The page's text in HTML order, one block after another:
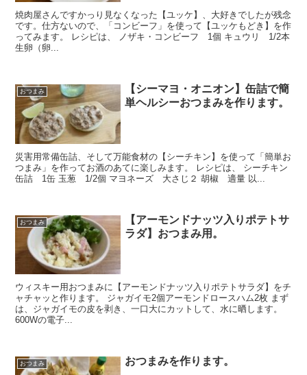
焼肉屋さんですかっり見なくなった【ユッケ】、大好きでしたが残念
です。仕方ないので、「コンビーフ」を使って【ユッケもどき】を作
ってみます。 レシピは、 ノザキ・コンビーフ 1個 キュウリ 1/2本
生卵（卵...
おつまみ
【シーマヨ・オニオン】缶詰で簡
単ヘルシーおつまみを作ります。
災害用常備缶詰、そして万能食材の【シーチキン】を使って「簡単お
つまみ」を作ってお酒のあてに楽しみます。 レシピは、 シーチキン
缶詰 1缶 玉葱 1/2個 マヨネーズ 大さじ２ 胡椒 適量 以...
おつまみ
【アーモンドナッツ入りポテトサ
ラダ】おつまみ用。
ウィスキー用おつまみに【アーモンドナッツ入りポテトサラダ】をチ
ャチャッと作ります。 ジャガイモ2個アーモンドロースハム2枚 まず
は、ジャガイモの皮を剥き、一口大にカットして、水に晒します。
600Wの電子...
おつまみ おつまみを作ります。